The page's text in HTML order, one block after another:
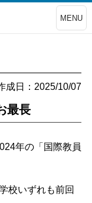
MENU
成日：2025/10/07
最長
年の「国際教員
校いずれも前回